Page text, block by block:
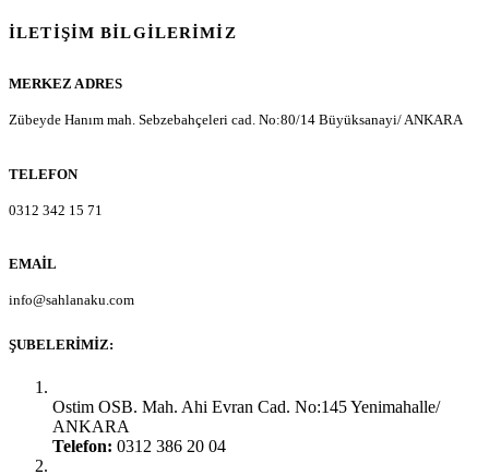
İLETIŞIM BILGILERIMIZ
MERKEZ ADRES
Zübeyde Hanım mah. Sebzebahçeleri cad. No:80/14 Büyüksanayi/ ANKARA
TELEFON
0312 342 15 71
EMAIL
info@sahlanaku.com
ŞUBELERIMIZ:
Ostim OSB. Mah. Ahi Evran Cad. No:145 Yenimahalle/
ANKARA
Telefon: 0312 386 20 04